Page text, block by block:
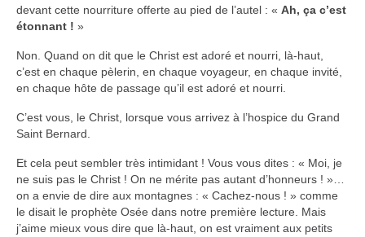
devant cette nourriture offerte au pied de l’autel : « Ah, ça c’est
étonnant ! »
Non. Quand on dit que le Christ est adoré et nourri, là-haut,
c’est en chaque pèlerin, en chaque voyageur, en chaque invité,
en chaque hôte de passage qu’il est adoré et nourri.
C’est vous, le Christ, lorsque vous arrivez à l’hospice du Grand
Saint Bernard.
Et cela peut sembler très intimidant ! Vous vous dites : « Moi, je
ne suis pas le Christ ! On ne mérite pas autant d’honneurs ! »…
on a envie de dire aux montagnes : « Cachez-nous ! » comme
le disait le prophète Osée dans notre première lecture. Mais
j’aime mieux vous dire que là-haut, on est vraiment aux petits